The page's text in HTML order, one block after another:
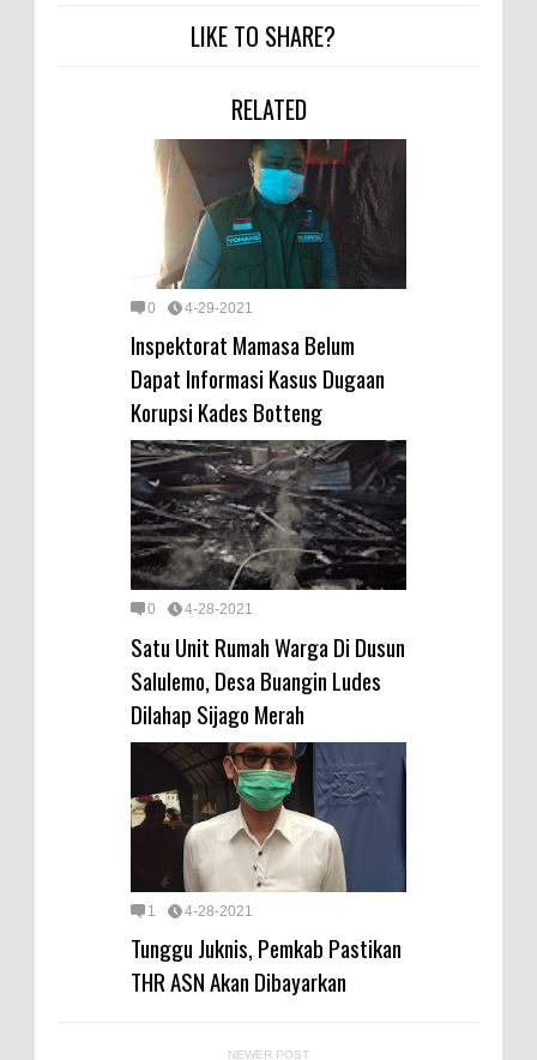
LIKE TO SHARE?
RELATED
0 4-29-2021
Inspektorat Mamasa Belum
Dapat Informasi Kasus Dugaan
Korupsi Kades Botteng
0 4-28-2021
Satu Unit Rumah Warga Di Dusun
Salulemo, Desa Buangin Ludes
Dilahap Sijago Merah
1 4-28-2021
Tunggu Juknis, Pemkab Pastikan
THR ASN Akan Dibayarkan
NEWER POST